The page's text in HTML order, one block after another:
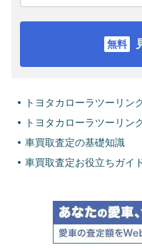
トヨタカローラツーリン
トヨタカローラツーリン
車買取査定の基礎知識
車買取査定お役立ちガイ